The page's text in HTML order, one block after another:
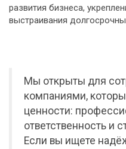
развития бизнеса,
выстраивания
Мы открыты для
компаниями,
ценности:
ответственность и
Если вы ищете